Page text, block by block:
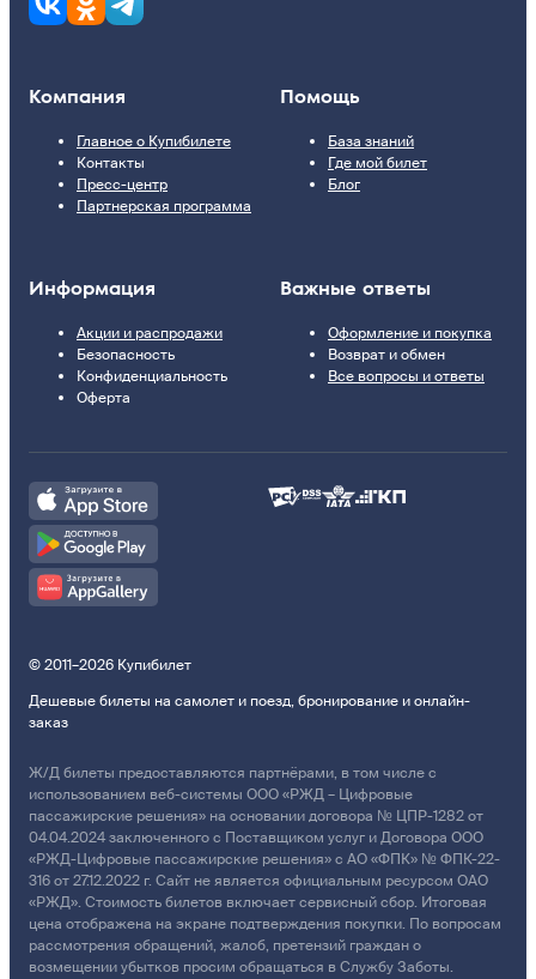
Компания
Главное о Купибилете
Контакты
Пресс-центр
Партнерская программа
Помощь
База знаний
Где мой билет
Блог
Информация
Акции и распродажи
Безопасность
Конфиденциальность
Оферта
Важные ответы
Оформление и покупка
Возврат и обмен
Все вопросы и ответы
© 2011–2026 Купибилет
Дешевые билеты на самолет и поезд, бронирование и онлайн-
заказ
Ж/Д билеты предоставляются партнёрами, в том числе с
использованием веб-системы ООО «РЖД – Цифровые
пассажирские решения» на основании договора № ЦПР-1282 от
04.04.2024 заключенного с Поставщиком услуг и Договора ООО
«РЖД-Цифровые пассажирские решения» с АО «ФПК» № ФПК-22-
316 от 27.12.2022 г. Сайт не является официальным ресурсом ОАО
«РЖД». Стоимость билетов включает сервисный сбор. Итоговая
цена отображена на экране подтверждения покупки. По вопросам
рассмотрения обращений, жалоб, претензий граждан о
возмещении убытков просим обращаться в Службу Заботы.